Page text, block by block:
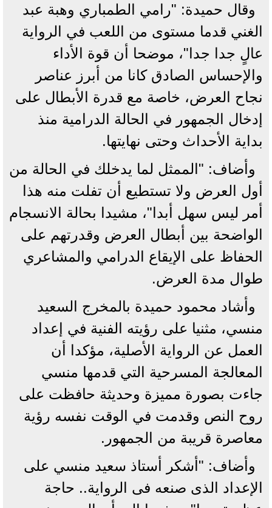
وقال حميدة: "رامي الطمباري وهبة عبد
الغني قدما مستوى من اللعب في الرواية
عالٍ جدا جدا"، موضحا أن قوة الأداء
والإحساس الصادق كانا من أبرز عناصر
نجاح العرض، خاصة مع قدرة الأبطال على
إدخال الجمهور في الحالة الدرامية منذ
بداية الأحداث وحتى نهايتها.
وأضاف: "الممثل لما يدخلك في الحالة من
أول العرض ولا تستطيع أن تفلت منه هذا
أمر ليس سهل أبدا"، مشيدا بحالة الانسجام
الواضحة بين أبطال العرض وقدرتهم على
الحفاظ على الإيقاع الدرامي والمشاعري
طوال مدة العرض.
وأشاد محمود حميدة بالمخرج السعيد
منسي، مثنيا على رؤيته الفنية في إعداد
العمل عن الرواية الأصلية، مؤكدا أن
المعالجة المسرحية التي قدمها منسي
جاءت بصورة مميزة وحديثة حافظت على
روح النص وقدمت في الوقت نفسه رؤية
معاصرة قريبة من الجمهور.
وأضاف: "أشكر أستاذ سعيد منسي على
الإعداد الذى صنعه فى الرواية.. حاجة